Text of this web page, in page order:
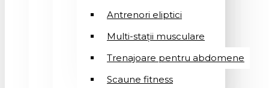
Antrenori eliptici
Multi-stații musculare
Trenajoare pentru abdomene
Scaune fitness